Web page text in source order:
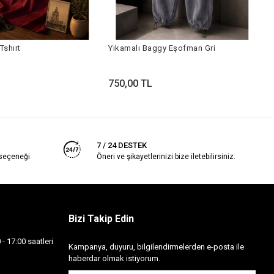
Yıkamalı Baggy Eşofman Gri
750,00 TL
7 / 24 DESTEK
Öneri ve şikayetlerinizi bize iletebilirsiniz.
17:00 saatleri
Bizi Takip Edin
Kampanya, duyuru, bilgilendirmelerden e-posta ile
haberdar olmak istiyorum.